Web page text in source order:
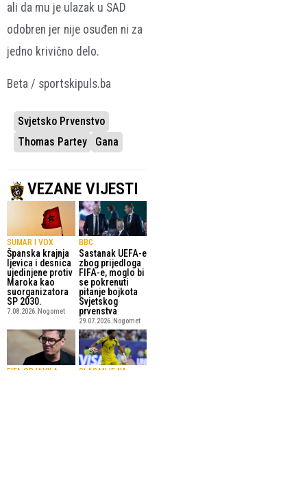
ali da mu je ulazak u SAD
odobren jer nije osuđen ni za
jedno krivično delo.
Beta / sportskipuls.ba
Svjetsko Prvenstvo
Thomas Partey
Gana
VEZANE VIJESTI
SUMAR I VOX
Španska krajnja
ljevica i desnica
ujedinjene protiv
Maroka kao
suorganizatora
SP 2030.
7.08.2026. Nogomet
BBC
Sastanak UEFA-e
zbog prijedloga
FIFA-e, moglo bi
se pokrenuti
pitanje bojkota
Svjetskog
prvenstva
29.07.2026. Nogomet
FIFA OBJAVILA
GLASANJE NA